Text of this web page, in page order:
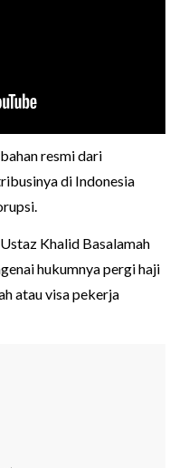
resmi dari
di Indonesia
Khalid Basalamah
hukumnya pergi haji
atau visa pekerja